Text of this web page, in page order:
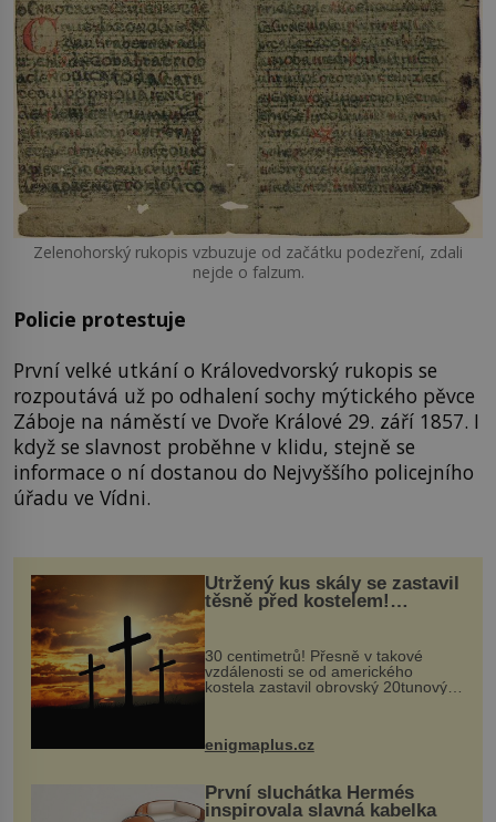
Zelenohorský rukopis vzbuzuje od začátku podezření, zdali
nejde o falzum.
Policie protestuje
První velké utkání o Královedvorský rukopis se
rozpoutává už po odhalení sochy mýtického pěvce
Záboje na náměstí ve Dvoře Králové 29. září 1857. I
když se slavnost proběhne v klidu, stejně se
informace o ní dostanou do Nejvyššího policejního
úřadu ve Vídni.
Utržený kus skály se zastavil
těsně před kostelem!
Ochránila ho boží síla?
30 centimetrů! Přesně v takové
vzdálenosti se od amerického
kostela zastavil obrovský 20tunový
...
enigmaplus.cz
První sluchátka Hermés
inspirovala slavná kabelka